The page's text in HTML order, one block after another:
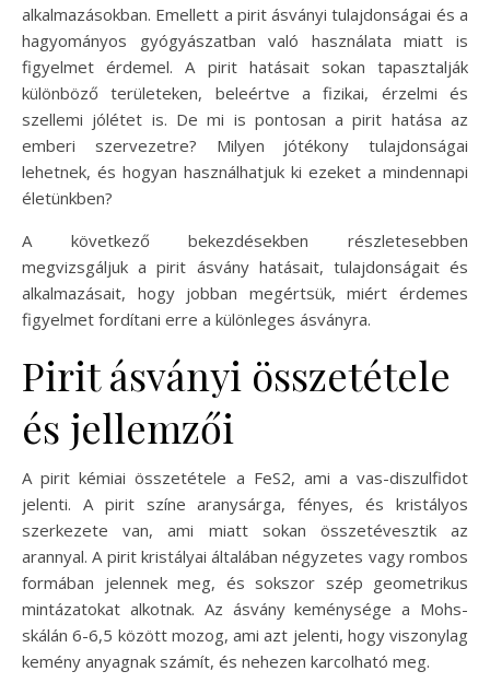
alkalmazásokban. Emellett a pirit ásványi tulajdonságai és a
hagyományos gyógyászatban való használata miatt is
figyelmet érdemel. A pirit hatásait sokan tapasztalják
különböző területeken, beleértve a fizikai, érzelmi és
szellemi jólétet is. De mi is pontosan a pirit hatása az
emberi szervezetre? Milyen jótékony tulajdonságai
lehetnek, és hogyan használhatjuk ki ezeket a mindennapi
életünkben?
A következő bekezdésekben részletesebben
megvizsgáljuk a pirit ásvány hatásait, tulajdonságait és
alkalmazásait, hogy jobban megértsük, miért érdemes
figyelmet fordítani erre a különleges ásványra.
Pirit ásványi összetétele
és jellemzői
A pirit kémiai összetétele a FeS2, ami a vas-diszulfidot
jelenti. A pirit színe aranysárga, fényes, és kristályos
szerkezete van, ami miatt sokan összetévesztik az
arannyal. A pirit kristályai általában négyzetes vagy rombos
formában jelennek meg, és sokszor szép geometrikus
mintázatokat alkotnak. Az ásvány keménysége a Mohs-
skálán 6-6,5 között mozog, ami azt jelenti, hogy viszonylag
kemény anyagnak számít, és nehezen karcolható meg.